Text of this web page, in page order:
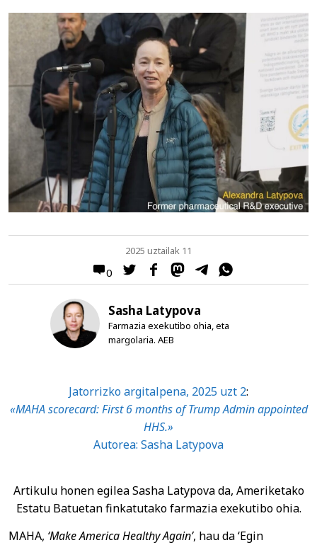
0
2025 uztailak 11
Sasha Latypova
Farmazia exekutibo ohia, eta
margolaria. AEB
Jatorrizko argitalpena, 2025 uzt 2:
«MAHA scorecard: First 6 months of Trump Admin appointed
HHS.»
Autorea: Sasha Latypova
Artikulu honen egilea Sasha Latypova da, Ameriketako
Estatu Batuetan finkatutako farmazia exekutibo ohia.
MAHA, ‘Make America Healthy Again’, hau da ‘Egin